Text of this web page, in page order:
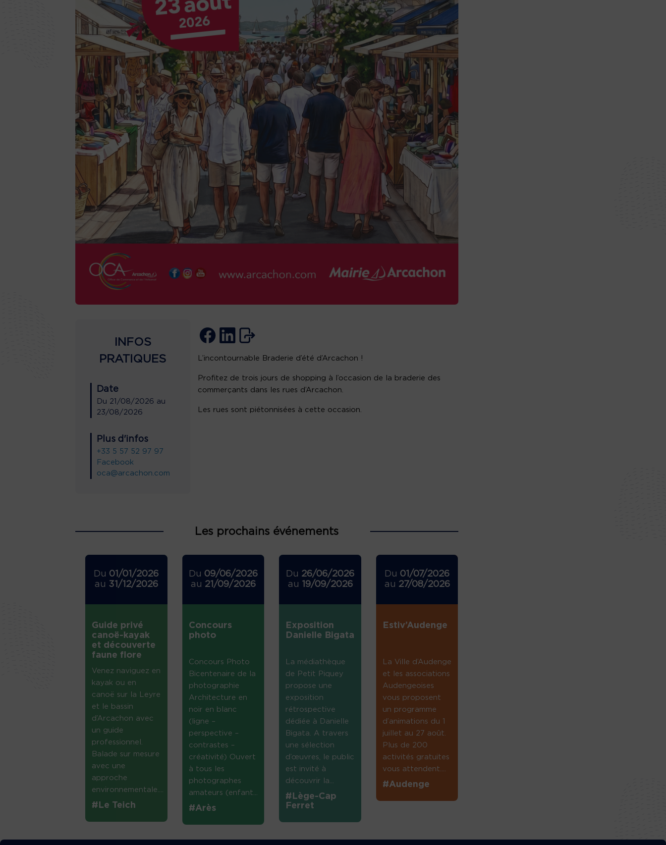
INFOS
PRATIQUES
Date
Du 21/08/2026 au
23/08/2026
Plus d'infos
+33 5 57 52 97 97
Facebook
oca@arcachon.com
L’incontournable Braderie d’été d’Arcachon !
Profitez de trois jours de shopping à l’occasion de la braderie des
commerçants dans les rues d’Arcachon.
Les rues sont piétonnisées à cette occasion.
Les prochains événements
Du 01/01/2026
au 31/12/2026
Guide privé
canoë-kayak
et découverte
faune flore
Venez naviguez en
kayak ou en
canoë sur la Leyre
et le bassin
d’Arcachon avec
un guide
professionnel.
Balade sur mesure
avec une
approche
environnementale....
#Le Teich
Du 09/06/2026
au 21/09/2026
Concours
photo
Concours Photo
Bicentenaire de la
photographie
Architecture en
noir en blanc
(ligne –
perspective –
contrastes –
créativité) Ouvert
à tous les
photographes
amateurs (enfant...
#Arès
Du 26/06/2026
au
19/09/2026
Exposition
Danielle Bigata
La médiathèque
de Petit Piquey
propose une
exposition
rétrospective
dédiée à Danielle
Bigata. A travers
une sélection
d’œuvres, le public
est invité à
découvrir la...
#Lège-Cap
Ferret
Du 01/07/2026
au 27/08/2026
Estiv’Audenge
La Ville d’Audenge
et les associations
Audengeoises
vous proposent
un programme
d’animations du 1
juillet au 27 août.
Plus de 200
activités gratuites
vous attendent....
#Audenge